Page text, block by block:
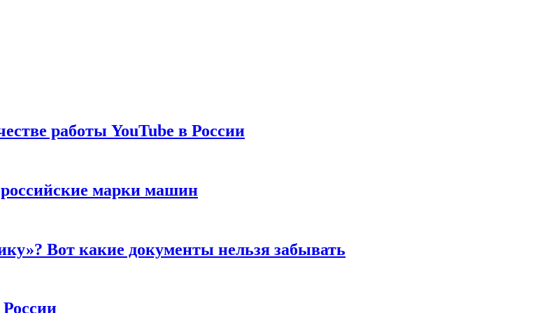
работы YouTube в России
марки машин
Вот какие документы нельзя забывать